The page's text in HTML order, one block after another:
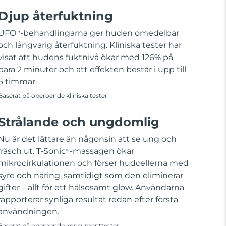
återfuktning
TM -behandlingarna ger huden omedelbar
långvarig återfuktning. Kliniska tester har
att hudens fuktnivå ökar med 126% på
2 minuter och att effekten består i upp till
timmar.
på oberoende kliniska tester
och ungdomlig
är det lättare än någonsin att se ung och
ut. T-SonicTM -massagen ökar
och förser hudcellerna med
och näring, samtidigt som den eliminerar
– allt för ett hälsosamt glow. Användarna
synliga resultat redan efter första